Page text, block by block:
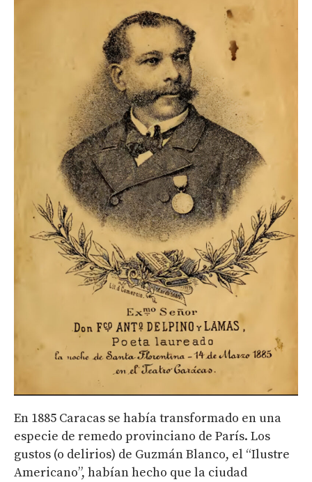
En 1885 Caracas se había transformado en una
especie de remedo provinciano de París. Los
gustos (o delirios) de Guzmán Blanco, el “Ilustre
Americano”, habían hecho que la ciudad